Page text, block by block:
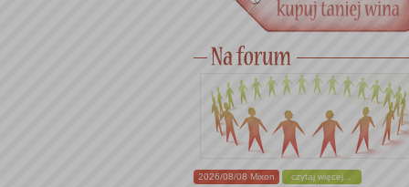
2026/08/08 Mixon czytaj więcej...